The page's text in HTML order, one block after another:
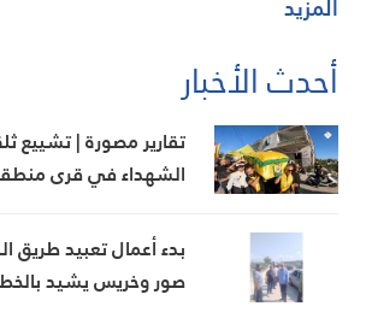
أحدث الأخبار
تقارير مصورة | تشييع
الشهداء في قرى
بدء أعمال تعبيد طريق
صور وخريس يشيد